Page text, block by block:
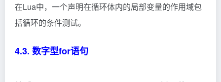
在Lua中，一个声明在循环体内的局部变量的作用域包
括循环的条件测试。
4.3. 数字型for语句